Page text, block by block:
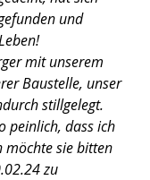
und
mit unserem
Baustelle, unser
stillgelegt.
peinlich, dass ich
möchte sie bitten
zu